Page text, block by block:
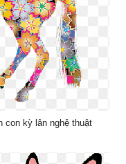
con kỳ lân nghệ thuật